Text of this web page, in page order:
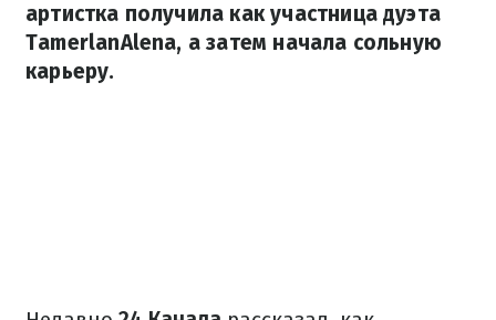
артистка получила как участница дуэта
TamerlanAlena, а затем начала сольную
карьеру.